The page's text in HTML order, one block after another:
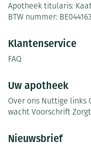
Apotheek titularis:
BTW nummer:
Klantenservice
FAQ
Uw apotheek
Over ons Nuttige links
wacht Voorschrift
Nieuwsbrief